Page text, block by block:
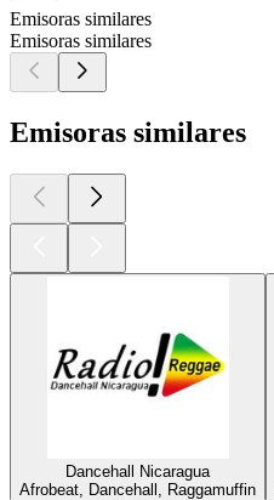
Emisoras similares
Emisoras similares
Emisoras similares
Dancehall Nicaragua
Afrobeat, Dancehall, Raggamuffin